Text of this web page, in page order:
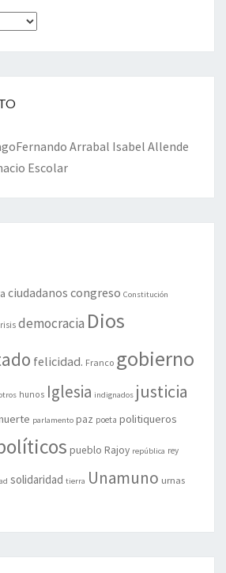
Fernando Arrabal Isabel Allende
Escolar
ciudadanos congreso Constitución
democracia Dios
felicidad. Franco gobierno
hunos Iglesia indignados justicia
parlamento paz poeta politiqueros
pueblo Rajoy república rey
solidaridad tierra Unamuno urnas